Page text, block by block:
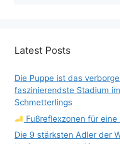
Latest Posts
Die Puppe ist das
faszinierendste Stadium
Schmetterlings
Fußreflexzonen für
Die 9 stärksten Adler der